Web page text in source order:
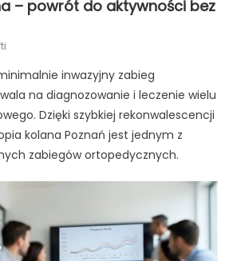
– powrót do aktywności bez
inwazyjny zabieg
na diagnozowanie i leczenie wielu
Dzięki szybkiej rekonwalescencji
kolana Poznań jest jednym z
zabiegów ortopedycznych.